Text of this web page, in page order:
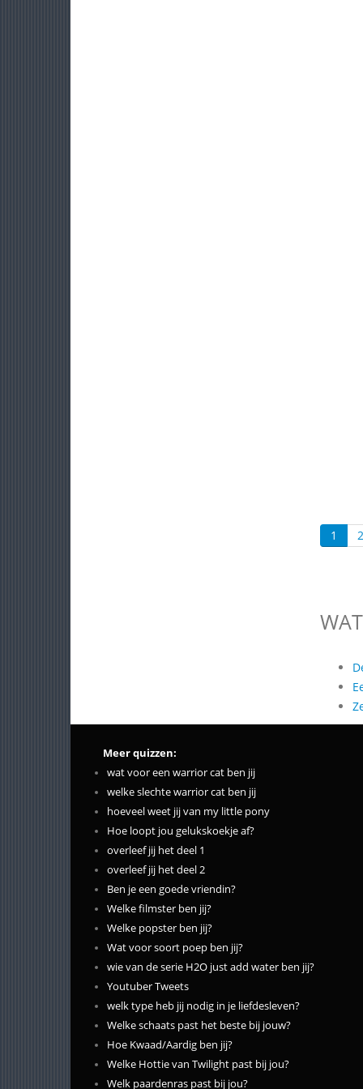
1 2
Meer quizzen:
wat voor een warrior cat ben jij
welke slechte warrior cat ben jij
hoeveel weet jij van my little pony
Hoe loopt jou gelukskoekje af?
overleef jij het deel 1
overleef jij het deel 2
Ben je een goede vriendin?
Welke filmster ben jij?
Welke popster ben jij?
Wat voor soort poep ben jij?
wie van de serie H2O just add water ben jij?
Youtuber Tweets
welk type heb jij nodig in je liefdesleven?
Welke schaats past het beste bij jouw?
Hoe Kwaad/Aardig ben jij?
Welke Hottie van Twilight past bij jou?
Welk paardenras past bij jou?